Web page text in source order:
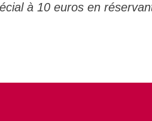
à 10 euros en